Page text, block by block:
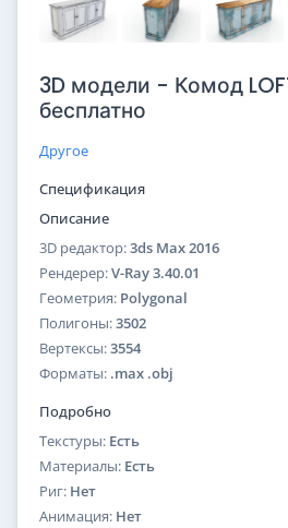
3D модели - Комод
бесплатно
Другое
Спецификация
Описание
3D редактор:3ds Max 2016
Рендерер:V-Ray 3.40.01
Геометрия: Polygonal
Полигоны:3502
Вертексы:3554
Форматы: .max .obj
Подробно
Текстуры: Есть
Материалы: Есть
Риг: Нет
Анимация: Нет